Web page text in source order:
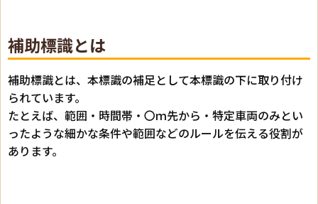
補助標識とは
補助標識とは、本標識の補足として本標識の下に取り付け
られています。
たとえば、範囲・時間帯・〇ｍ先から・特定車両のみとい
ったような細かな条件や範囲などのルールを伝える役割が
あります。